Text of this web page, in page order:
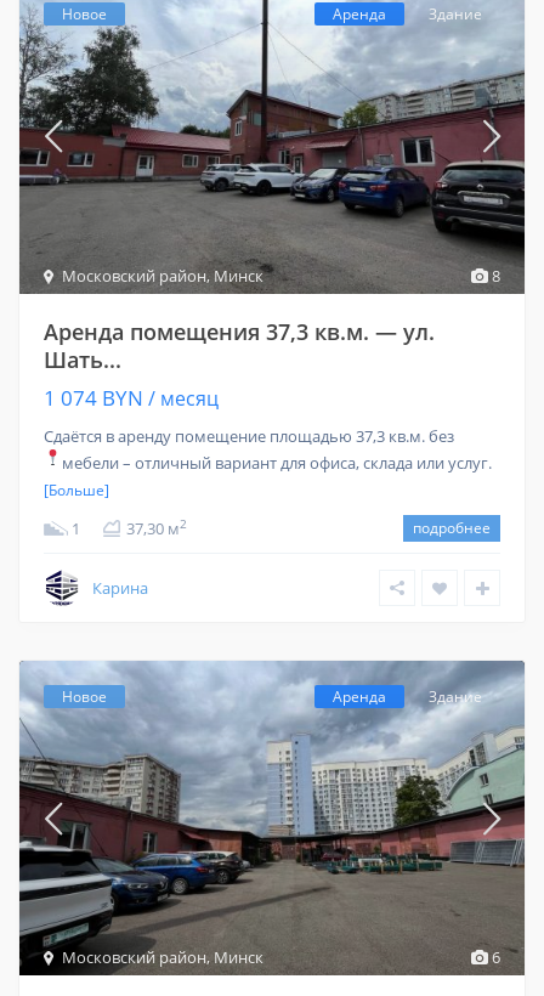
8
Московский район,Минск
Новое Аренда Здание
Аренда помещения 37,3 кв.м. — ул.
Шать...
1 074 BYN / месяц
Сдаётся в аренду помещение площадью 37,3 кв.м. без
мебели – отличный вариант для офиса, склада или услуг.
[Больше]
1 37,30 м2 подробнее
Карина
6
Московский район, Минск
Новое Аренда Здание